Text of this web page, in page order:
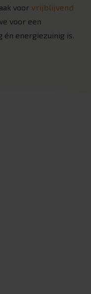
voorvrijblijvend
voor een
én energiezuinig is.